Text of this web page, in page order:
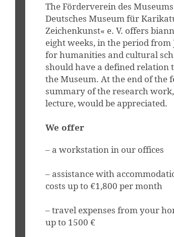
The Förderverein des
Deutsches Museum für
Zeichenkunst« e. V. offers
eight weeks, in the period from
for humanities and cultural
should have a defined relation
the Museum. At the end of the
summary of the research
lecture, would be appreciated.
We offer
– a workstation in our offices
– assistance with
costs up to €1,800 per month
– travel expenses from your
up to 1500 €